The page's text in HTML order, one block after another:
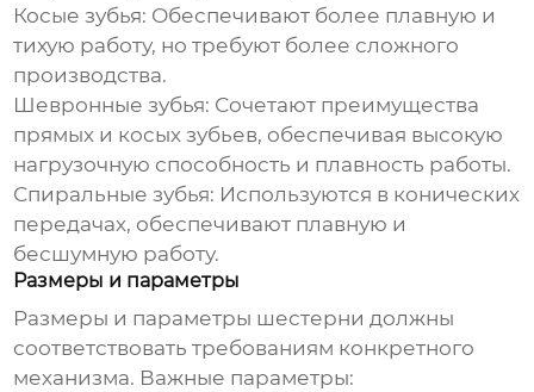
Косые зубья: Обеспечивают более плавную и
тихую работу, но требуют более сложного
производства.
Шевронные зубья: Сочетают преимущества
прямых и косых зубьев, обеспечивая высокую
нагрузочную способность и плавность работы.
Спиральные зубья: Используются в конических
передачах, обеспечивают плавную и
бесшумную работу.
Размеры и параметры
Размеры и параметры шестерни должны
соответствовать требованиям конкретного
механизма. Важные параметры: